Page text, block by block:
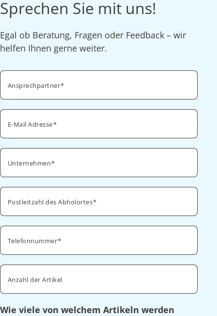
Sprechen Sie mit uns!
Egal ob Beratung, Fragen oder Feedback – wir
helfen Ihnen gerne weiter.
Ansprechpartner
E-Mail Adresse
Unternehmen
Postleitzahl des Abholortes
Telefonnummer
Anzahl der Artikel
Wie viele von welchem Artikeln werden